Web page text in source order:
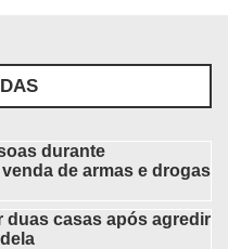
durante
de armas e drogas
duas casas após agredir